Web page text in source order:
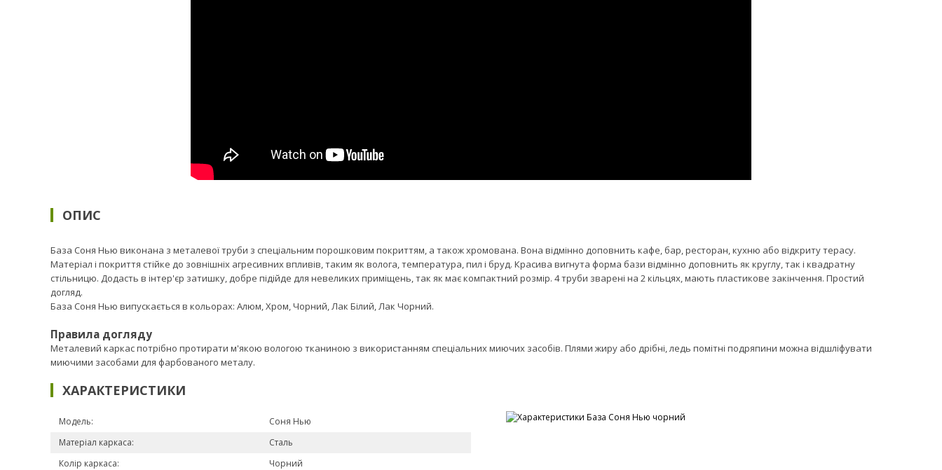
ОПИС
База Соня Нью виконана з металевої труби з спеціальним порошковим покриттям, а також хромована. Вона відмінно доповнить кафе, бар, ресторан, кухню або відкриту терасу.
Матеріал і покриття стійке до зовнішніх агресивних впливів, таким як волога, температура, пил і бруд. Красива вигнута форма бази відмінно доповнить як круглу, так і квадратну
стільницю. Додасть в інтер'єр затишку, добре підійде для невеликих приміщень, так як має компактний розмір. 4 труби зварені на 2 кільцях, мають пластикове закінчення. Простий
догляд.
База Соня Нью випускається в кольорах: Алюм, Хром, Чорний, Лак Білий, Лак Чорний.
Правила догляду
Металевий каркас потрібно протирати м'якою вологою тканиною з використанням спеціальних миючих засобів. Плями жиру або дрібні, ледь помітні подряпини можна відшліфувати
миючими засобами для фарбованого металу.
ХАРАКТЕРИСТИКИ
Модель:
Соня Нью
Матеріал каркаса:
Сталь
Колір каркаса:
Чорний